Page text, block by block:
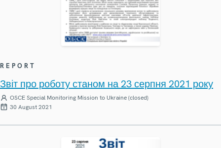
REPORT
Звіт про роботу станом на 23 серпня 2021 року
OSCE Special Monitoring Mission to Ukraine (closed)
30 August 2021